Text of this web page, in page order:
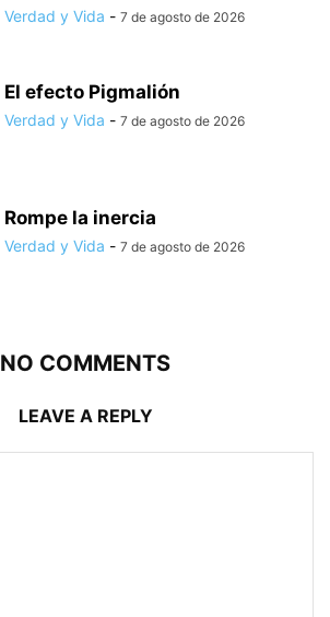
Verdad y Vida - 7 de agosto de 2026
El efecto Pigmalión
Verdad y Vida - 7 de agosto de 2026
Rompe la inercia
Verdad y Vida - 7 de agosto de 2026
NO COMMENTS
LEAVE A REPLY